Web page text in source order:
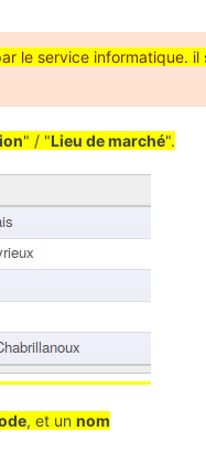
le service informatique.
" / "Lieu de marché".
, et un nom